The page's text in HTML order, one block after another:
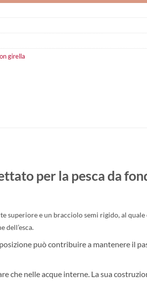
girella
per la pesca da
superiore e un bracciolo semi rigido, al quale
dell’esca.
può contribuire a mantenere il
che nelle acque interne. La sua